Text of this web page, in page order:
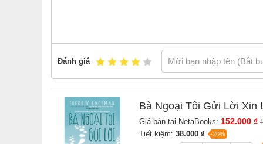
Ai đã chứng kiến những hành vi kỳ quặc của bà
ban công trêu hàng xóm, thì Elsa đã hào hứng làm
điều thắc mắc của trẻ con. Tuy nhiên, ẩn dưới cái
chúa, những con rồng hay xứ sở mộng mơ mang
Đánh giá
Bà Ngoại Tôi Gửi Lời Xin
Giá bán tại NetaBooks: 152.000 ₫
Tiết kiệm: 38.000 ₫ -20%